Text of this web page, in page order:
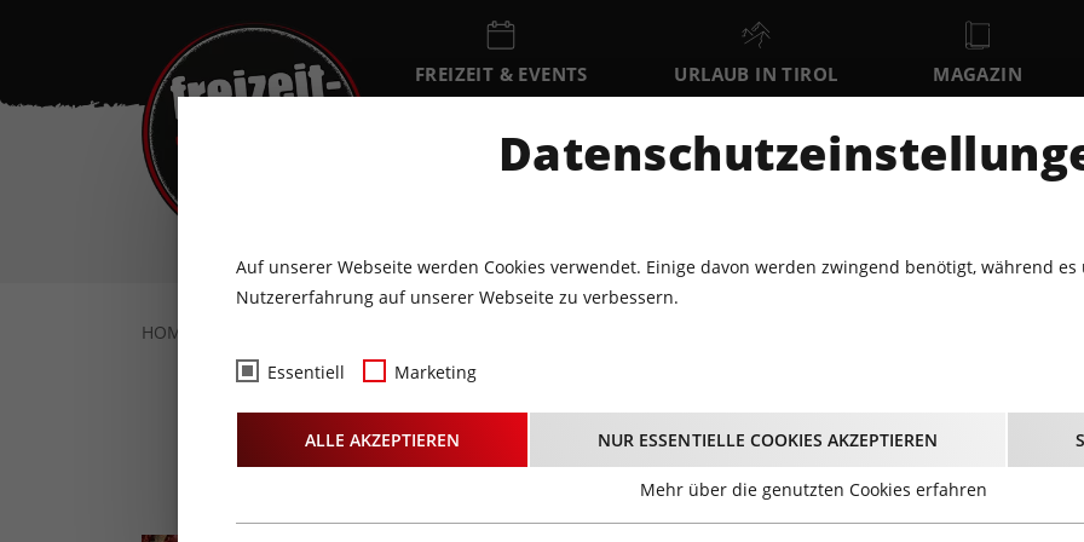
FREIZEIT & EVENTS URLAUB IN TIROL MAGAZIN
EVENTKALENDER
SO MO DI 12
HOME
Kulturmeile
26.10.2022 - Beginn 10:30 Uhr
Auf unserer Webseite werden Cookies verwendet. Einige davon werden zwingend benötigt, während
Nutzererfahrung auf unserer Webseite zu verbessern.
Essentiell Marketing
ALLE AKZEPTIEREN NUR ESSENTIELLE COOKIES AKZEPTIEREN
Mehr über die genutzten Cookies erfahren